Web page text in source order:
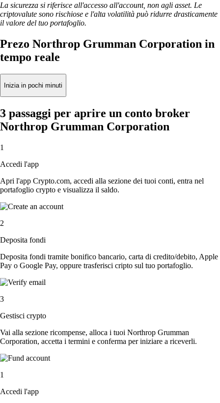
La sicurezza si riferisce all'accesso all'account, non agli asset. Le
criptovalute sono rischiose e l'alta volatilità può ridurre drasticamente
il valore del tuo portafoglio.
Prezo Northrop Grumman Corporation in
tempo reale
Inizia in pochi minuti
3 passaggi per aprire un conto broker
Northrop Grumman Corporation
1
Accedi l'app
Apri l'app Crypto.com, accedi alla sezione dei tuoi conti, entra nel
portafoglio crypto e visualizza il saldo.
2
Deposita fondi
Deposita fondi tramite bonifico bancario, carta di credito/debito, Apple
Pay o Google Pay, oppure trasferisci cripto sul tuo portafoglio.
3
Gestisci crypto
Vai alla sezione ricompense, alloca i tuoi Northrop Grumman
Corporation, accetta i termini e conferma per iniziare a riceverli.
1
Accedi l'app